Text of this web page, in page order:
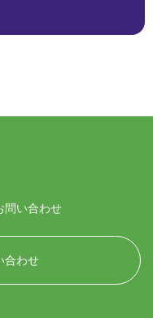
問い合わせ
合わせ